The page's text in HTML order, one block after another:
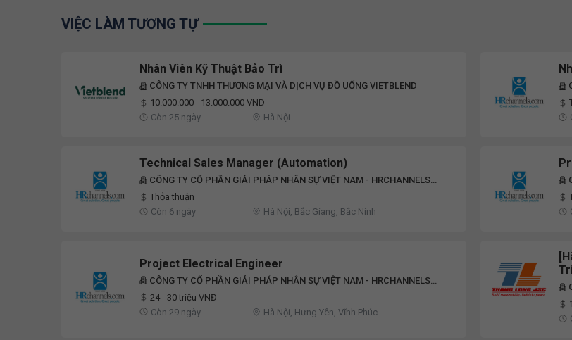
VIỆC LÀM TƯƠNG TỰ
Nhân Viên Kỹ Thuật Bảo Trì
CÔNG TY TNHH THƯƠNG MẠI VÀ DỊCH VỤ ĐỒ UỐNG VIETBLEND
10.000.000 - 13.000.000 VND
Còn 25 ngày
Hà Nội
Technical Sales Manager (Automation)
CÔNG TY CỔ PHẦN GIẢI PHÁP NHÂN SỰ VIỆT NAM - HRCHANNELS
GROUP
Thỏa thuận
Còn 6 ngày
Hà Nội, Bắc Giang, Bắc Ninh
Project Electrical Engineer
CÔNG TY CỔ PHẦN GIẢI PHÁP NHÂN SỰ VIỆT NAM - HRCHANNELS
24 - 30 triệu VNĐ
Còn 29 ngày
Hà Nội, Hưng Yên, Vĩnh Phúc